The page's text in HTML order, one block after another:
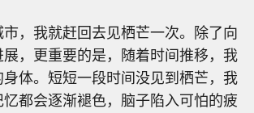
，我就赶回去见栖芒一次。除了向
，更重要的是，随着时间推移，我
体。短短一段时间没见到栖芒，我
都会逐渐褪色，脑子陷入可怕的疲